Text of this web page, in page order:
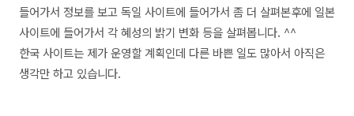
들어가서 정보를 보고 독일 사이트에 들어가서 좀 더 살펴본후에 일본
사이트에 들어가서 각 혜성의 밝기 변화 등을 살펴봅니다. ^^
한국 사이트는 제가 운영할 계획인데 다른 바쁜 일도 많아서 아직은
생각만 하고 있습니다.